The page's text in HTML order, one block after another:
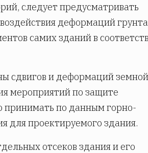
следует предусматривать
деформаций грунта
самих зданий в
сдвигов и деформаций земной
мероприятий по защите
принимать по данным горно-
для проектируемого здания.
отсеков здания и его